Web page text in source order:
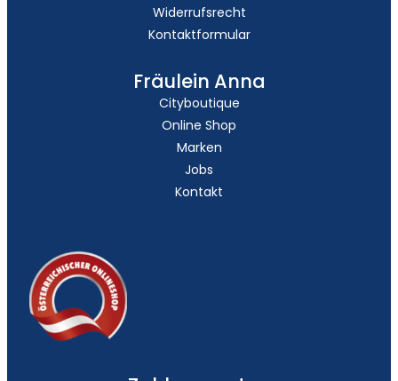
Widerrufsrecht
Kontaktformular
Fräulein Anna
Cityboutique
Online Shop
Marken
Jobs
Kontakt